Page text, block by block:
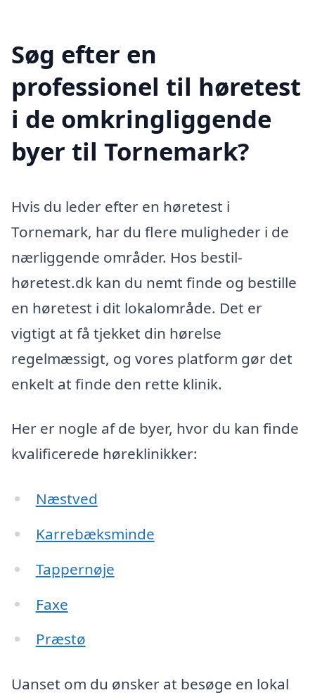
Søg efter en
professionel til høretest
i de omkringliggende
byer til Tornemark?
Hvis du leder efter en høretest i
Tornemark, har du flere muligheder i de
nærliggende områder. Hos bestil-
høretest.dk kan du nemt finde og bestille
en høretest i dit lokalområde. Det er
vigtigt at få tjekket din hørelse
regelmæssigt, og vores platform gør det
enkelt at finde den rette klinik.
Her er nogle af de byer, hvor du kan finde
kvalificerede høreklinikker:
Næstved
Karrebæksminde
Tappernøje
Faxe
Præstø
Uanset om du ønsker at besøge en lokal